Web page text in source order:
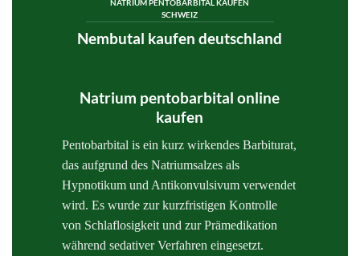
NATRIUM PENTOBARBITAL KAUFEN
SCHWEIZ
Nembutal kaufen deutschland
Natrium pentobarbital online
kaufen
Pentobarbital is ein kurz wirkendes Barbiturat,
das aufgrund des Natriumsalzes als
Hypnotikum und Antikonvulsivum verwendet
wird. Es wurde zur kurzfristigen Kontrolle
von Schlaflosigkeit und zur Prämedikation
während sedativer Verfahren eingesetzt.